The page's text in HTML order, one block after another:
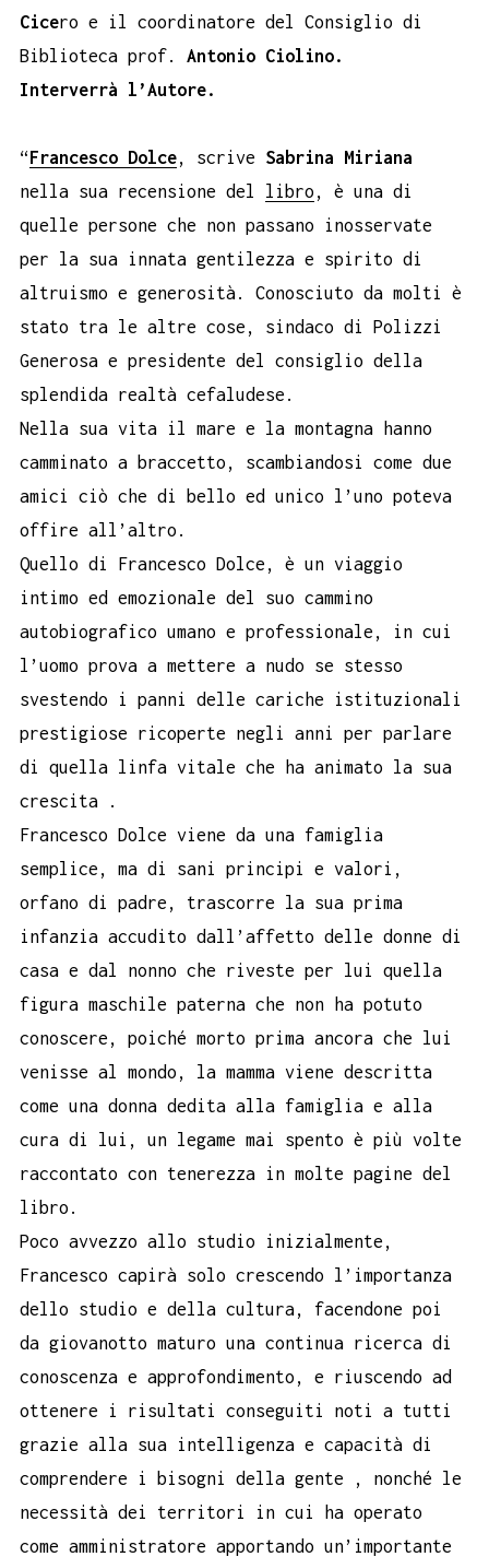
Cicero e il coordinatore del Consiglio di
Biblioteca prof. Antonio Ciolino.
Interverrà l’Autore.
“Francesco Dolce, scrive Sabrina Miriana
nella sua recensione del libro , è una di
quelle persone che non passano inosservate
per la sua innata gentilezza e spirito di
altruismo e generosità. Conosciuto da molti è
stato tra le altre cose, sindaco di Polizzi
Generosa e presidente del consiglio della
splendida realtà cefaludese.
Nella sua vita il mare e la montagna hanno
camminato a braccetto, scambiandosi come due
amici ciò che di bello ed unico l’uno poteva
offire all’altro.
Quello di Francesco Dolce, è un viaggio
intimo ed emozionale del suo cammino
autobiografico umano e professionale, in cui
l’uomo prova a mettere a nudo se stesso
svestendo i panni delle cariche istituzionali
prestigiose ricoperte negli anni per parlare
di quella linfa vitale che ha animato la sua
crescita .
Francesco Dolce viene da una famiglia
semplice, ma di sani principi e valori,
orfano di padre, trascorre la sua prima
infanzia accudito dall’affetto delle donne di
casa e dal nonno che riveste per lui quella
figura maschile paterna che non ha potuto
conoscere, poiché morto prima ancora che lui
venisse al mondo, la mamma viene descritta
come una donna dedita alla famiglia e alla
cura di lui, un legame mai spento è più volte
raccontato con tenerezza in molte pagine del
libro.
Poco avvezzo allo studio inizialmente,
Francesco capirà solo crescendo l’importanza
dello studio e della cultura, facendone poi
da giovanotto maturo una continua ricerca di
conoscenza e approfondimento, e riuscendo ad
ottenere i risultati conseguiti noti a tutti
grazie alla sua intelligenza e capacità di
comprendere i bisogni della gente , nonché le
necessità dei territori in cui ha operato
come amministratore apportando un’importante